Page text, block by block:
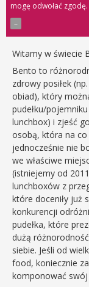
mogę odwołać zgodę.
Witamy w świecie
Bento to
zdrowy posiłek
obiad), który
pudełku/
lunchbox) i zjeść
osobą, która na
jednocześnie nie
we właściwe
(istniejemy od
lunchboxów z
które doceniły już
konkurencji
pudełka, które
dużą
siebie. Jeśli od
food, koniecznie
komponować swój